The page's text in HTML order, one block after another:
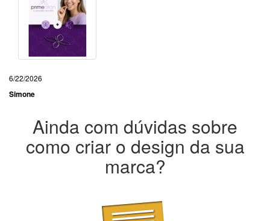
6/22/2026
Simone
Ainda com dúvidas sobre
como criar o design da sua
marca?